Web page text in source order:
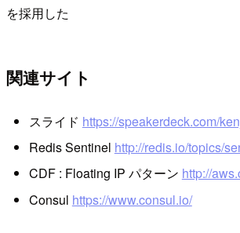
を採用した
関連サイト
スライド https://speakerdeck.com/
Redis Sentinel http://redis.io/topics/
CDF : Floating IP パターン http://
Consul https://www.consul.io/